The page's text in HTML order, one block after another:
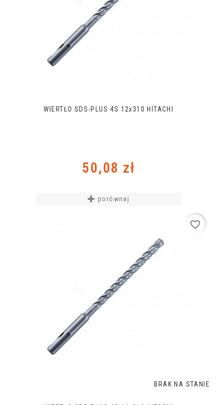
WIERTŁO SDS-PLUS 4S 12x310 HITACHI
Cena
50,08 zł
porównaj
BRAK NA STANIE
favorite_border